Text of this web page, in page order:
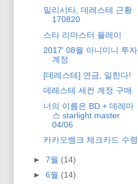
밀리시타, 데레스테 근황
170820
스타 리마스터 플레이
2017' 08월 아니미니 투자
계정
[데레스테] 연금, 일한다!
데레스테 세컨 계정 구매
너의 이름은 BD + 데레마
스 starlight master
04/06
카카오뱅크 체크카드 수령
► 7월 (14)
► 6월 (14)